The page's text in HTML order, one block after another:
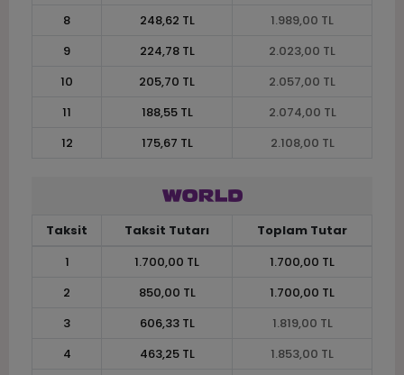
8
248,62 TL
1.989,00 TL
9
224,78 TL
2.023,00 TL
10
205,70 TL
2.057,00 TL
11
188,55 TL
2.074,00 TL
12
175,67 TL 2.108,00 TL
Taksit Taksit Tutarı
Toplam Tutar
1
1.700,00 TL
1.700,00 TL
2
850,00 TL
1.700,00 TL
3
606,33 TL
1.819,00 TL
4
463,25 TL
1.853,00 TL